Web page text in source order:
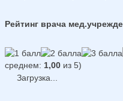
Рейтинг врача
среднем: 1,00 из 5)
Загрузка...